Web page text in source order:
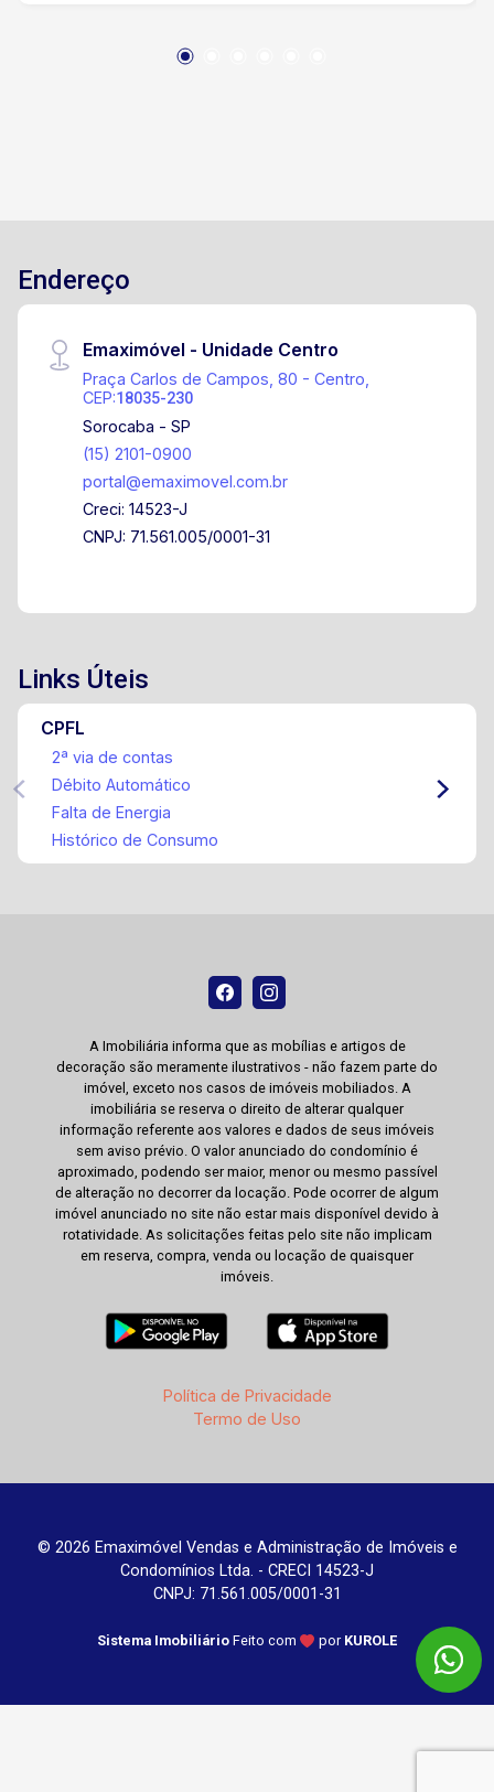
aquecida com prainha espaço gourmet amplo,
eventos internos, área de laser / esportes
Natureza exuberante com dois lagos, lugar
do condomínio Quadras de Tênis, Society,
poliesportiva e quadra de areia Playground
portaria 24hs ( sendo remodelada)
Endereço
Emaximóvel - Unidade Centro
Praça Carlos de Campos, 80 - Centro,
CEP:18035-230
Sorocaba - SP
(15) 2101-0900
portal@emaximovel.com.br
Creci: 14523-J
CNPJ: 71.561.005/0001-31
Links Úteis
CPFL
2ª via de contas
Débito Automático
Falta de Energia
Histórico de Consumo
A Imobiliária informa que as mobílias e artigos de
decoração são meramente ilustrativos - não fazem parte do
imóvel, exceto nos casos de imóveis mobiliados. A
imobiliária se reserva o direito de alterar qualquer
informação referente aos valores e dados de seus imóveis
sem aviso prévio. O valor anunciado do condomínio é
aproximado, podendo ser maior, menor ou mesmo passível
de alteração no decorrer da locação. Pode ocorrer de algum
imóvel anunciado no site não estar mais disponível devido à
rotatividade. As solicitações feitas pelo site não implicam
em reserva, compra, venda ou locação de quaisquer
imóveis.
Política de Privacidade
Termo de Uso
© 2026 Emaximóvel Vendas e Administração de Imóveis e
Condomínios Ltda. - CRECI 14523-J
CNPJ: 71.561.005/0001-31
Sistema Imobiliário Feito com por KUROLE